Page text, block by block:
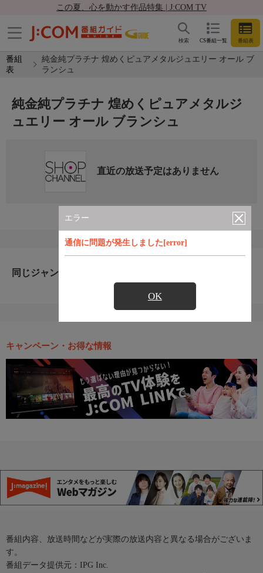
この夏、心を動かす作品特集 | J:COM TV
CS番組一覧 番組表
検索
番組
表
純金純プラチナ 煌めくピュアメタルジュエリー オール ブ
ランシュ
エラー
通信に問題が発生しました[error]
OK
純金純プラチナ 煌めくピュアメタルジ
ュエリー オール ブランシュ
直近の放送予定はありません
同じジャンルのおすすめ番組
キャンペーン・お得な情報
番組内容、放送時間などが実際の放送内容と異なる場合がございま
す。
番組データ提供元：IPG Inc.